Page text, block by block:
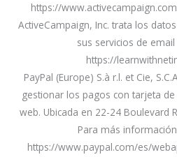
https://
ActiveCampaign, Inc. trata los
sus servicios de
https://
PayPal (Europe) S.à r.l. et Cie,
gestionar los pagos con tarjeta
web. Ubicada en 22-24 Boulevard
Para más
https://www.paypal.com/es/